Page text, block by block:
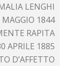
LENGHI
1844
RAPITA
APRILE 1885
D’AFFETTO